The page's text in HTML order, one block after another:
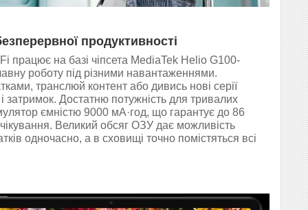
продуктивності
працює на базі чіпсета MediaTek Helio G100-
роботу під різними навантаженнями.
транслюй контент або дивись нові серії
затримок. Достатню потужність для тривалих
ємністю 9000 мА·год, що гарантує до 86
Великий обсяг ОЗУ дає можливість
одночасно, а в сховищі точно помістяться всі